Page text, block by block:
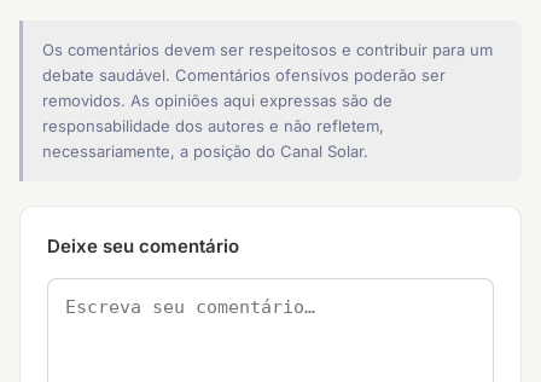
Os comentários devem ser respeitosos e contribuir para um
debate saudável. Comentários ofensivos poderão ser
removidos. As opiniões aqui expressas são de
responsabilidade dos autores e não refletem,
necessariamente, a posição do Canal Solar.
Deixe seu comentário